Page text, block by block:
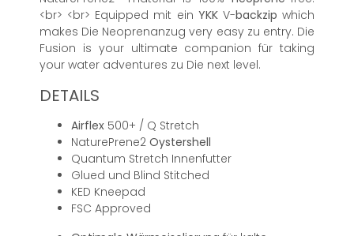
<br> <br> Equipped mit ein YKKV-backzip which
makes Die Neoprenanzug very easy zu entry. Die
Fusion is your ultimate companion für taking
your water adventures zu Die next level.
DETAILS
Airflex 500+ / Q Stretch
NaturePrene2 Oystershell
Quantum Stretch Innenfutter
Glued und Blind Stitched
KED Kneepad
FSC Approved